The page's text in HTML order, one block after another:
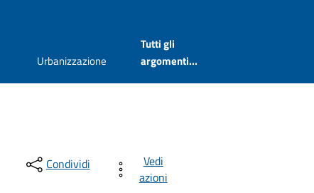
Urbanizzazione
Tutti gli
argomenti...
Condividi
Vedi
azioni